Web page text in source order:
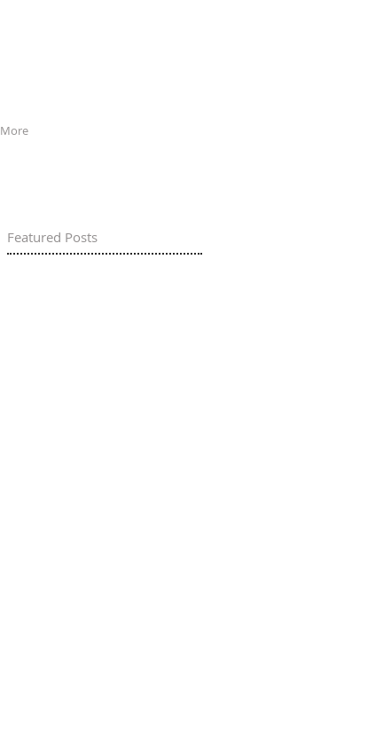
More
Featured Posts